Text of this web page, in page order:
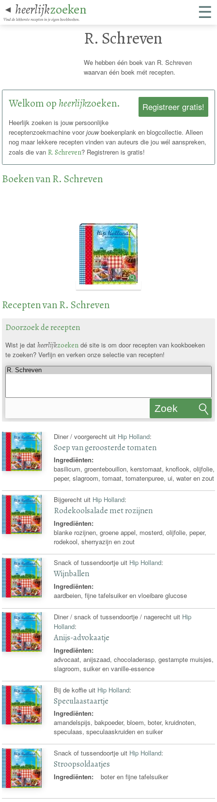
◄ heerlijkzoeken
Vind de lekkerste recepten in je eigen kookboeken. ☰
R. Schreven
We hebben één boek van R. Schreven
waarvan één boek mét recepten.
Registreer gratis!
Welkom op heerlijkzoeken.
Heerlijk zoeken is jouw persoonlijke
receptenzoekmachine voorjouwboekenplank en blogcollectie. Alleen
nog maar lekkere recepten vinden van auteurs die jou wél aanspreken,
zoals die van R. Schreven? Registreren is gratis!
Boeken van R. Schreven
Recepten van R. Schreven
Doorzoek de recepten
Wist je dat heerlijkzoekendé site is om door recepten van kookboeken
te zoeken? Verfijn en verken onze selectie van recepten!
Zoek
Diner / voorgerecht uit Hip Holland:
Soep van geroosterde tomaten
Ingrediënten:
basilicum, groentebouillon, kerstomaat, knoflook, olijfolie,
peper, slagroom, tomaat, tomatenpuree, ui, water en zout
Bijgerecht uit Hip Holland:
Rodekoolsalade met rozijnen
Ingrediënten:
blanke rozijnen, groene appel, mosterd, olijfolie, peper,
rodekool, sherryazijn en zout
Snack of tussendoortje uit Hip Holland:
Wijnballen
Ingrediënten:
aardbeien, fijne tafelsuiker en vloeibare glucose
Diner / snack of tussendoortje / nagerecht uit Hip
Holland:
Anijs-advokaatje
Ingrediënten:
advocaat, anijszaad, chocoladerasp, gestampte muisjes,
slagroom, suiker en vanille-essence
Bij de koffie uit Hip Holland:
Speculaastaartje
Ingrediënten:
amandelspijs, bakpoeder, bloem, boter, kruidnoten,
speculaas, speculaaskruiden en suiker
Snack of tussendoortje uit Hip Holland:
Stroopsoldaatjes
Ingrediënten: boter en fijne tafelsuiker